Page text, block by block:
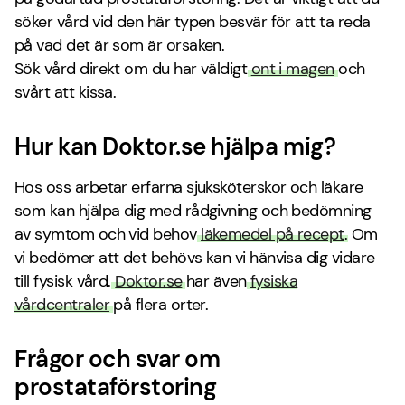
söker vård vid den här typen besvär för att ta reda
på vad det är som är orsaken.
Sök vård direkt om du har väldigtont i magenoch
svårt att kissa.
Hur kan Doktor.se hjälpa mig?
Hos oss arbetar erfarna sjuksköterskor och läkare
som kan hjälpa dig med rådgivning och bedömning
av symtom och vid behovläkemedel på recept. Om
vi bedömer att det behövs kan vi hänvisa dig vidare
till fysisk vård.Doktor.sehar ävenfysiska
vårdcentralerpå flera orter.
Frågor och svar om
prostataförstoring